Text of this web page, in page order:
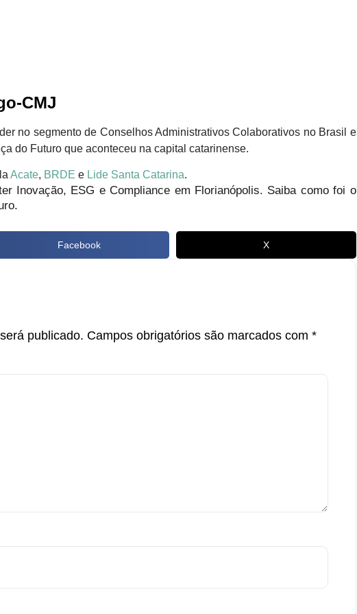
CMJ
no segmento de Conselhos Administrativos Colaborativos no Brasil e
do Futuro que aconteceu na capital catarinense.
Acate, BRDE e Lide Santa Catarina.
Inovação, ESG e Compliance em Florianópolis. Saiba como foi o
Facebook X
publicado. Campos obrigatórios são marcados com *